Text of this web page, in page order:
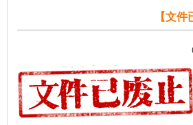
【文